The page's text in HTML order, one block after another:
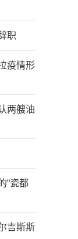
职
疫情形
两艘油
“瓷都
吉斯斯